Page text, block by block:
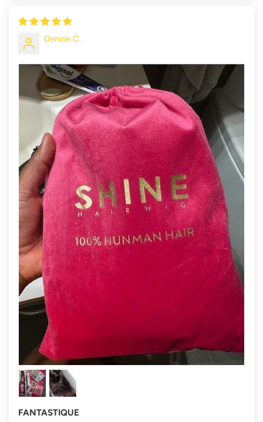
Denise C.
FANTASTIQUE